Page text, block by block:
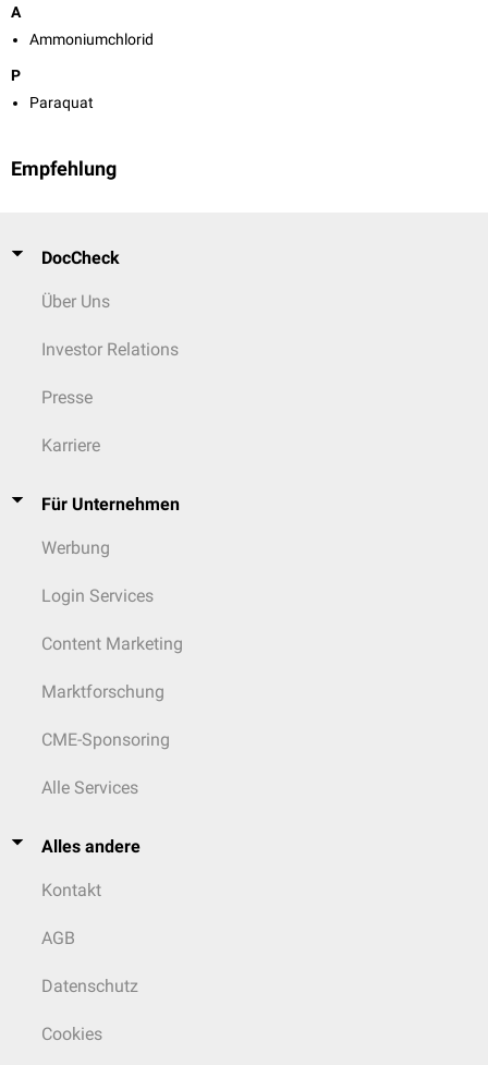
A
Ammoniumchlorid
P
Paraquat
Empfehlung
DocCheck
Über Uns
Investor Relations
Presse
Karriere
Für Unternehmen
Werbung
Login Services
Content Marketing
Marktforschung
CME-Sponsoring
Alle Services
Alles andere
Kontakt
AGB
Datenschutz
Cookies